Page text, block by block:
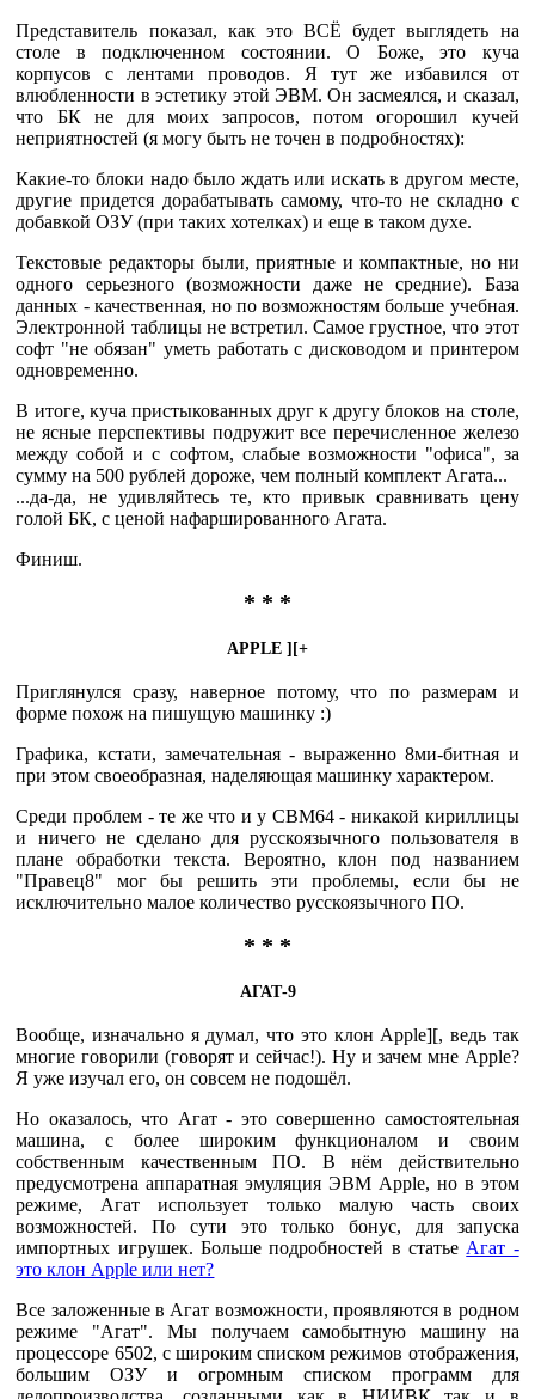
Представитель показал, как это ВСЁ будет выглядеть на
столе в подключенном состоянии. О Боже, это куча
корпусов с лентами проводов. Я тут же избавился от
влюбленности в эстетику этой ЭВМ. Он засмеялся, и сказал,
что БК не для моих запросов, потом огорошил кучей
неприятностей (я могу быть не точен в подробностях):
Какие-то блоки надо было ждать или искать в другом месте,
другие придется дорабатывать самому, что-то не складно с
добавкой ОЗУ (при таких хотелках) и еще в таком духе.
Текстовые редакторы были, приятные и компактные, но ни
одного серьезного (возможности даже не средние). База
данных - качественная, но по возможностям больше учебная.
Электронной таблицы не встретил. Самое грустное, что этот
софт "не обязан" уметь работать с дисководом и принтером
одновременно.
В итоге, куча пристыкованных друг к другу блоков на столе,
не ясные перспективы подружит все перечисленное железо
между собой и с софтом, слабые возможности "офиса", за
сумму на 500 рублей дороже, чем полный комплект Агата...
...да-да, не удивляйтесь те, кто привык сравнивать цену
голой БК, с ценой нафаршированного Агата.
Финиш.
* * *
APPLE ][+
Приглянулся сразу, наверное потому, что по размерам и
форме похож на пишущую машинку :)
Графика, кстати, замечательная - выраженно 8ми-битная и
при этом своеобразная, наделяющая машинку характером.
Среди проблем - те же что и у СВМ64 - никакой кириллицы
и ничего не сделано для русскоязычного пользователя в
плане обработки текста. Вероятно, клон под названием
"Правец8" мог бы решить эти проблемы, если бы не
исключительно малое количество русскоязычного ПО.
* * *
АГАТ-9
Вообще, изначально я думал, что это клон Apple][, ведь так
многие говорили (говорят и сейчас!). Ну и зачем мне Apple?
Я уже изучал его, он совсем не подошёл.
Но оказалось, что Агат - это совершенно самостоятельная
машина, с более широким функционалом и своим
собственным качественным ПО. В нём действительно
предусмотрена аппаратная эмуляция ЭВМ Apple, но в этом
режиме, Агат использует только малую часть своих
возможностей. По сути это только бонус, для запуска
импортных игрушек. Больше подробностей в статье Агат -
это клон Apple или нет?
Все заложенные в Агат возможности, проявляются в родном
режиме "Агат". Мы получаем самобытную машину на
процессоре 6502, с широким списком режимов отображения,
большим ОЗУ и огромным списком программ для